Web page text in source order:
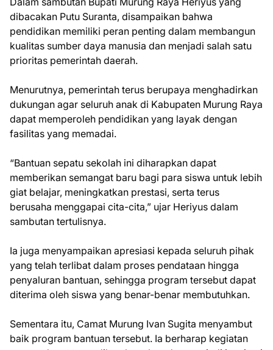
dibacakan Putu Suranta, disampaikan bahwa
pendidikan memiliki peran penting dalam membangun
kualitas sumber daya manusia dan menjadi salah satu
prioritas pemerintah daerah.
Menurutnya, pemerintah terus berupaya menghadirkan
dukungan agar seluruh anak di Kabupaten Murung Raya
dapat memperoleh pendidikan yang layak dengan
fasilitas yang memadai.
“Bantuan sepatu sekolah ini diharapkan dapat
memberikan semangat baru bagi para siswa untuk lebih
giat belajar, meningkatkan prestasi, serta terus
berusaha menggapai cita-cita,” ujar Heriyus dalam
sambutan tertulisnya.
Ia juga menyampaikan apresiasi kepada seluruh pihak
yang telah terlibat dalam proses pendataan hingga
penyaluran bantuan, sehingga program tersebut dapat
diterima oleh siswa yang benar-benar membutuhkan.
Sementara itu, Camat Murung Ivan Sugita menyambut
baik program bantuan tersebut. Ia berharap kegiatan